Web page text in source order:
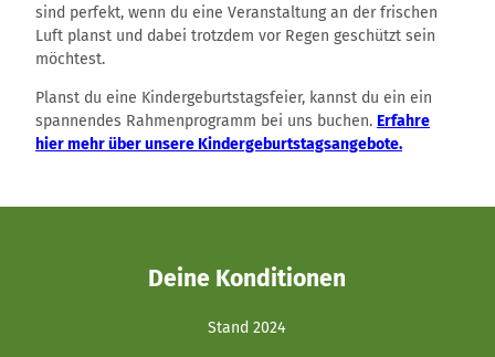
sind perfekt, wenn du eine Veranstaltung an der frischen
Luft planst und dabei trotzdem vor Regen geschützt sein
möchtest.
Planst du eine Kindergeburtstagsfeier, kannst du ein ein
spannendes Rahmenprogramm bei uns buchen. Erfahre
hier mehr über unsere Kindergeburtstagsangebote.
Deine Konditionen
Stand 2024